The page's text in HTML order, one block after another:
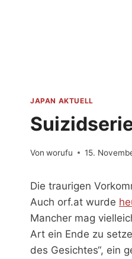
JAPAN AKTUELL
Von worufu 15.
Die traurigen
Auch orf.at wurde
Mancher mag
Art ein Ende zu
des Gesichtes“, ein